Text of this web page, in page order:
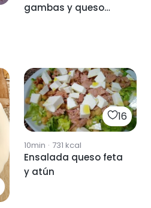
gambas y queso
16
10min · 731 kcal
Ensalada queso feta
y atún